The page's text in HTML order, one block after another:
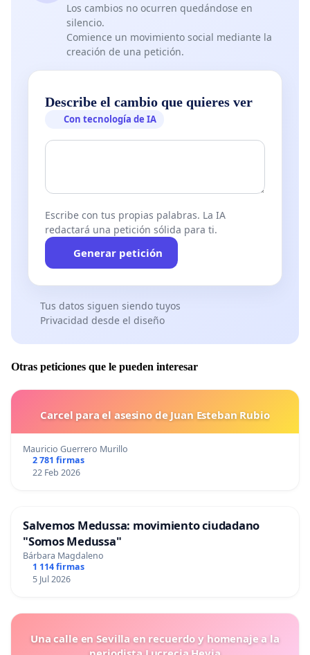
Los cambios no ocurren quedándose en
silencio.
Comience un movimiento social mediante la
creación de una petición.
Describe el cambio que quieres ver
Con tecnología de IA
Escribe con tus propias palabras. La IA
redactará una petición sólida para ti.
Generar petición
Tus datos siguen siendo tuyos
Privacidad desde el diseño
Otras peticiones que le pueden interesar
Carcel para el asesino de Juan Esteban Rubio
Mauricio Guerrero Murillo
2 781 firmas
22 Feb 2026
Salvemos Medussa: movimiento ciudadano
"Somos Medussa"
Bárbara Magdaleno
1 114 firmas
5 Jul 2026
Una calle en Sevilla en recuerdo y homenaje a la